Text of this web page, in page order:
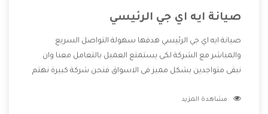
صيانة ايه اي جي الرئيسي
صيانة ايه اي جي الرئيسي هدفها سهولة التواصل السريع
والمباشر مع الشركة لكى يستمتع العميل بالتعامل معنا وان
نبقى متواجدين بشكل مميز فى الاسواق فنحن شركة كبيرة نهتم
الشركة بها والتى تكون منها خدمة الصيانة التى تكون من أهم
مشاهدة المزيد